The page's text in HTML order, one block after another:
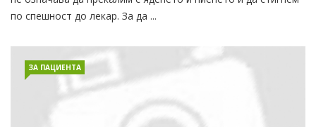
по спешност до лекар. За да ...
ЗА ПАЦИЕНТА